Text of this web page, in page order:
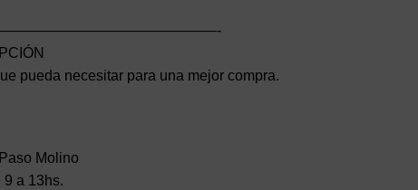
pueda necesitar para una mejor compra.
Molino
9 a 13hs.